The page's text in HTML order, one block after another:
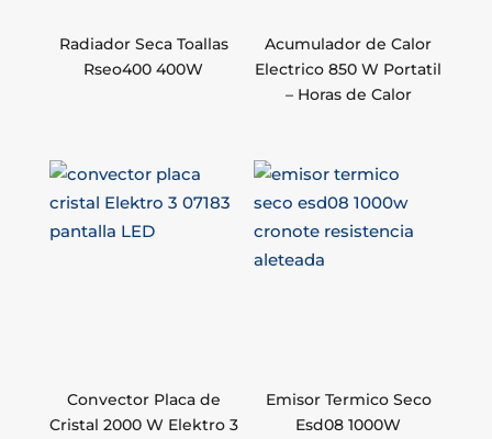
Radiador Seca Toallas
Rseo400 400W
Acumulador de Calor
Electrico 850 W Portatil
– Horas de Calor
Convector Placa de
Cristal 2000 W Elektro 3
Emisor Termico Seco
Esd08 1000W